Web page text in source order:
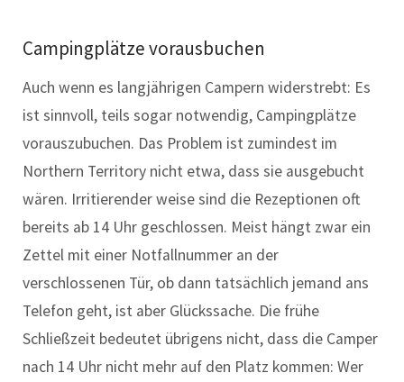
Campingplätze vorausbuchen
Auch wenn es langjährigen Campern widerstrebt: Es
ist sinnvoll, teils sogar notwendig, Campingplätze
vorauszubuchen. Das Problem ist zumindest im
Northern Territory nicht etwa, dass sie ausgebucht
wären. Irritierender weise sind die Rezeptionen oft
bereits ab 14 Uhr geschlossen. Meist hängt zwar ein
Zettel mit einer Notfallnummer an der
verschlossenen Tür, ob dann tatsächlich jemand ans
Telefon geht, ist aber Glückssache. Die frühe
Schließzeit bedeutet übrigens nicht, dass die Camper
nach 14 Uhr nicht mehr auf den Platz kommen: Wer